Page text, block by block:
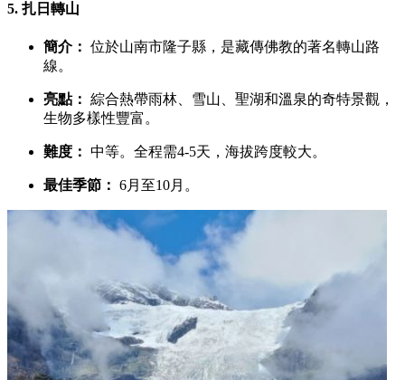
5. 扎日轉山
簡介： 位於山南市隆子縣，是藏傳佛教的著名轉山路
線。
亮點： 綜合熱帶雨林、雪山、聖湖和溫泉的奇特景觀，
生物多樣性豐富。
難度： 中等。全程需4-5天，海拔跨度較大。
最佳季節： 6月至10月。